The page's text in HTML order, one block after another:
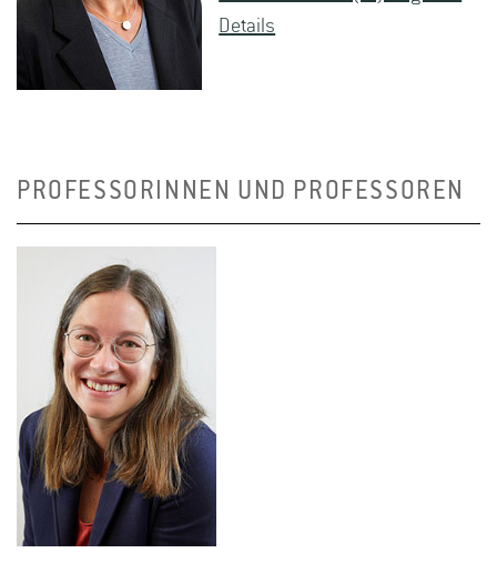
De­tails
PROFESSORINNEN UND PROFESSOREN